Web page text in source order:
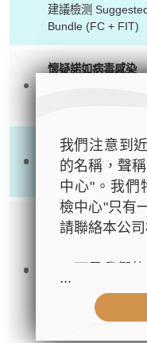
建議檢测
Bundle (FC + FIT)
懷疑諾如病毒感染
建議檢测
懷疑難辨梭菌感染
Suspected C.
建議檢测
慢性不明確腸道症
用抗生素
建議檢测
Bundle (FC + FIT
我們注意到
的名稱，聲
中心"。我們
檢中心"只有
請聯絡本公
- 公司名稱
Central
...